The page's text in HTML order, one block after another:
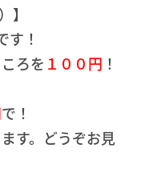
】
す！
ろを １００円 ！
で！
す。どうぞお見